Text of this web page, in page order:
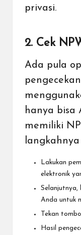
privasi.
2. Cek
Ada pula
hanya bisa
memiliki
Lakukan
elektronik
Selanjutnya,
Anda untuk
Tekan
Hasil